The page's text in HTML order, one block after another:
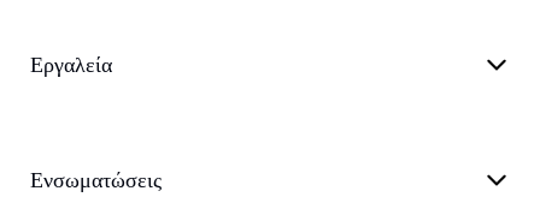
Εργαλεία
Ενσωματώσεις